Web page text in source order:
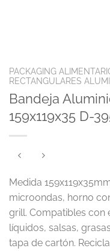
PACKAGING
RECTANGULARES
Bandeja
159x119x35 D-
Medida
microondas, horno
grill. Compatibles con
líquidos, salsas,
tapa de cartón.